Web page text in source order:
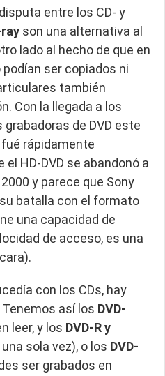
entre los CD- y
son una alternativa al
lado al hecho de que en
podían ser copiados ni
también
Con la llegada a los
de DVD este
rápidamente
HD-DVD se abandonó a
y parece que Sony
batalla con el formato
una capacidad de
de acceso, es una
con los CDs, hay
así los DVD-
leer, y los DVD-R y
sola vez), o los DVD-
ser grabados en